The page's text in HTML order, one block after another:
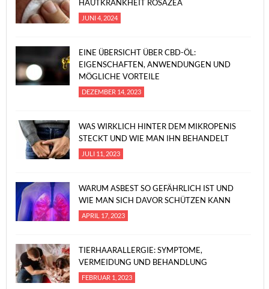
HAUTKRANKHEIT ROSAZEA
JUNI 4, 2024
EINE ÜBERSICHT ÜBER CBD-ÖL:
EIGENSCHAFTEN, ANWENDUNGEN UND
MÖGLICHE VORTEILE
DEZEMBER 14, 2023
WAS WIRKLICH HINTER DEM MIKROPENIS
STECKT UND WIE MAN IHN BEHANDELT
JULI 11, 2023
WARUM ASBEST SO GEFÄHRLICH IST UND
WIE MAN SICH DAVOR SCHÜTZEN KANN
APRIL 17, 2023
TIERHAARALLERGIE: SYMPTOME,
VERMEIDUNG UND BEHANDLUNG
FEBRUAR 1, 2023